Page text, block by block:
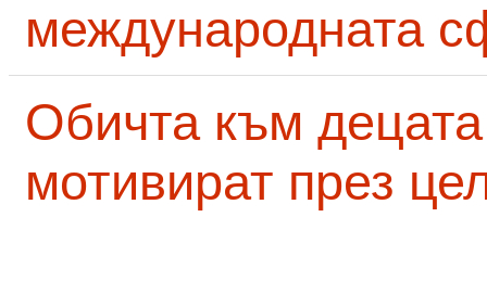
международната
Обичта към
мотивират през